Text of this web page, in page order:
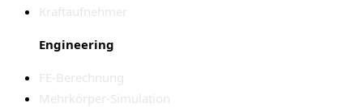
Kraftaufnehmer
Engineering
FE-Berechnung
Mehrkörper-Simulation